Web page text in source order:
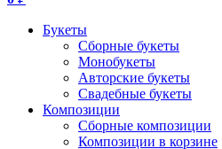
Букеты
Сборные букеты
Монобукеты
Авторские букеты
Свадебные букеты
Композиции
Сборные композиции
Композиции в корзине